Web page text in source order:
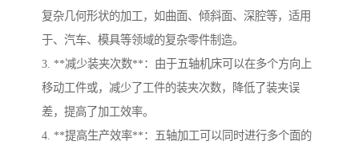
复杂几何形状的加工，如曲面、倾斜面、深腔等，适用
于、汽车、模具等领域的复杂零件制造。
3. **减少装夹次数**：由于五轴机床可以在多个方向上
移动工件或，减少了工件的装夹次数，降低了装夹误
差，提高了加工效率。
4. **提高生产效率**：五轴加工可以同时进行多个面的